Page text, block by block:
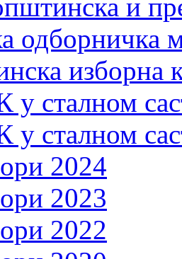
и
одборничка
изборна
сталном
сталном
2024
2023
2022